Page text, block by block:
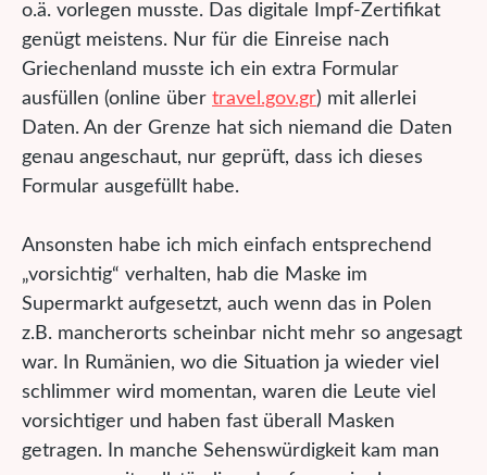
o.ä. vorlegen musste. Das digitale Impf-Zertifikat
genügt meistens. Nur für die Einreise nach
Griechenland musste ich ein extra Formular
ausfüllen (online über travel.gov.gr) mit allerlei
Daten. An der Grenze hat sich niemand die Daten
genau angeschaut, nur geprüft, dass ich dieses
Formular ausgefüllt habe.
Ansonsten habe ich mich einfach entsprechend
„vorsichtig“ verhalten, hab die Maske im
Supermarkt aufgesetzt, auch wenn das in Polen
z.B. mancherorts scheinbar nicht mehr so angesagt
war. In Rumänien, wo die Situation ja wieder viel
schlimmer wird momentan, waren die Leute viel
vorsichtiger und haben fast überall Masken
getragen. In manche Sehenswürdigkeit kam man